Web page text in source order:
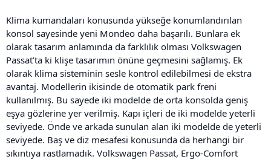
Klima kumandaları konusunda yükseğe konumlandırılan
konsol sayesinde yeni Mondeo daha başarılı. Bunlara ek
olarak tasarım anlamında da farklılık olması Volkswagen
Passat’ta ki klişe tasarımın önüne geçmesini sağlamış. Ek
olarak klima sisteminin sesle kontrol edilebilmesi de ekstra
avantaj. Modellerin ikisinde de otomatik park freni
kullanılmış. Bu sayede iki modelde de orta konsolda geniş
eşya gözlerine yer verilmiş. Kapı içleri de iki modelde yeterli
seviyede. Önde ve arkada sunulan alan iki modelde de yeterli
seviyede. Baş ve diz mesafesi konusunda da herhangi bir
sıkıntıya rastlamadık. Volkswagen Passat, Ergo-Comfort